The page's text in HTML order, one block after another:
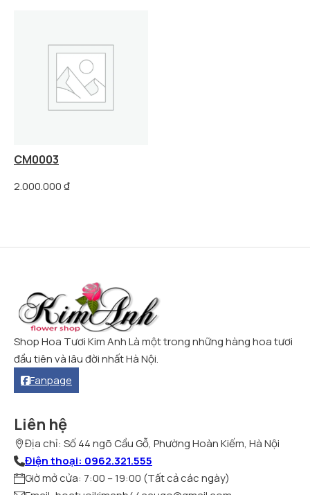
CM0003
2.000.000₫
Shop Hoa Tươi Kim Anh Là một trong những hàng hoa tươi
đầu tiên và lâu đời nhất Hà Nội.
Fanpage
Liên hệ
Địa chỉ: Số 44 ngõ Cầu Gỗ, Phường Hoàn Kiếm, Hà Nội
Điện thoại: 0962.321.555
Giờ mở cửa: 7:00 – 19:00 (Tất cả các ngày)